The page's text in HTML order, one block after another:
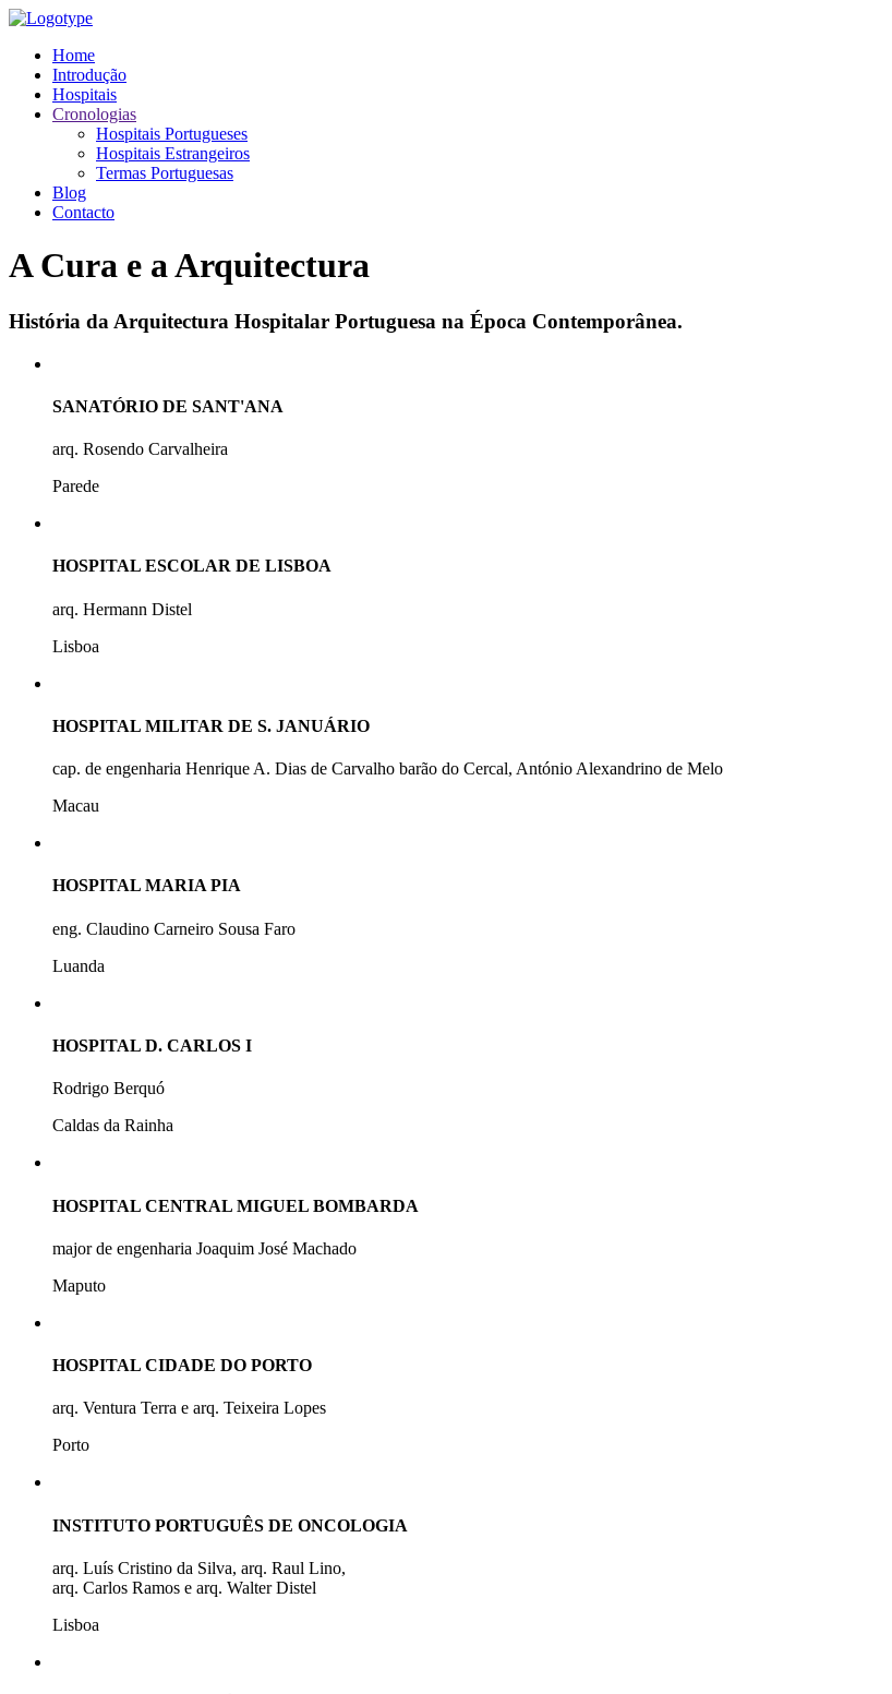
Home
Introdução
Hospitais
Cronologias
Hospitais Portugueses
Hospitais Estrangeiros
Termas Portuguesas
Blog
Contacto
A Cura e a Arquitectura
História da Arquitectura Hospitalar Portuguesa na Época Contemporânea.
SANATÓRIO DE SANT'ANA
arq. Rosendo Carvalheira
Parede
HOSPITAL ESCOLAR DE LISBOA
arq. Hermann Distel
Lisboa
HOSPITAL MILITAR DE S. JANUÁRIO
cap. de engenharia Henrique A. Dias de Carvalho barão do Cercal, António Alexandrino de Melo
Macau
HOSPITAL MARIA PIA
eng. Claudino Carneiro Sousa Faro
Luanda
HOSPITAL D. CARLOS I
Rodrigo Berquó
Caldas da Rainha
HOSPITAL CENTRAL MIGUEL BOMBARDA
major de engenharia Joaquim José Machado
Maputo
HOSPITAL CIDADE DO PORTO
arq. Ventura Terra e arq. Teixeira Lopes
Porto
INSTITUTO PORTUGUÊS DE ONCOLOGIA
arq. Luís Cristino da Silva, arq. Raul Lino,
arq. Carlos Ramos e arq. Walter Distel
Lisboa